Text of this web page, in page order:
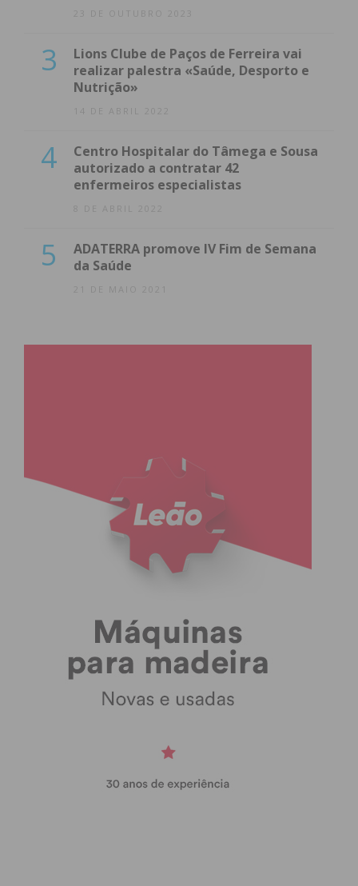
23 DE OUTUBRO 2023
3
Lions Clube de Paços de Ferreira vai
realizar palestra «Saúde, Desporto e
Nutrição»
14 DE ABRIL 2022
4
Centro Hospitalar do Tâmega e Sousa
autorizado a contratar 42
enfermeiros especialistas
8 DE ABRIL 2022
5
ADATERRA promove IV Fim de Semana
da Saúde
21 DE MAIO 2021